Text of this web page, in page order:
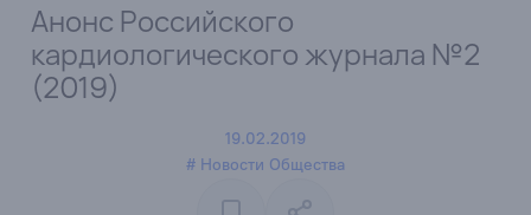
Анонс Российского
кардиологического журнала №2
(2019)
19.02.2019
# Новости Общества